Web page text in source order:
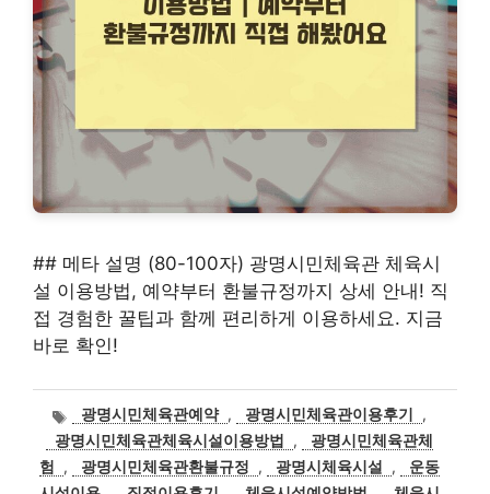
## 메타 설명 (80-100자) 광명시민체육관 체육시
설 이용방법, 예약부터 환불규정까지 상세 안내! 직
접 경험한 꿀팁과 함께 편리하게 이용하세요. 지금
바로 확인!
태
그
광명시민체육관예약 , 광명시민체육관이용후기
,
광명시민체육관체육시설이용방법
,
광명시민체육관체
험
, 광명시민체육관환불규정 , 광명시체육시설 ,
운동